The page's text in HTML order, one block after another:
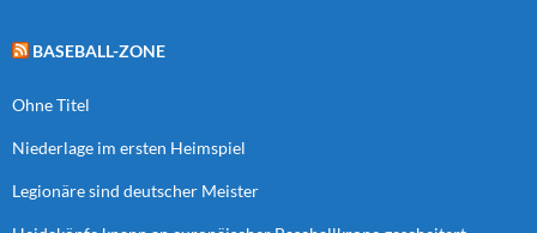
BASEBALL-ZONE
Ohne Titel
Niederlage im ersten Heimspiel
Legionäre sind deutscher Meister